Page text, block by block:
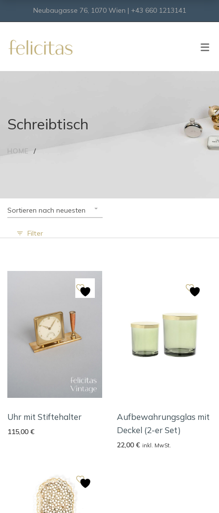
Neubaugasse 76, 1070 Wien | +43 660 1213141
Schreibtisch
HOME
Sortieren nach neuesten
Filter
Uhr mit Stiftehalter
115,00 €
Aufbewahrungsglas mit
Deckel (2-er Set)
22,00 € inkl. MwSt.